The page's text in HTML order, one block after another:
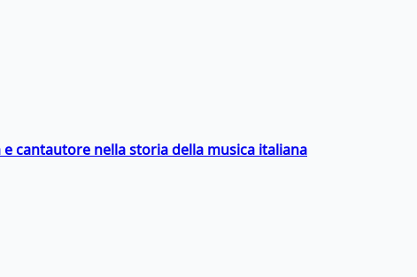
cantautore nella storia della musica italiana